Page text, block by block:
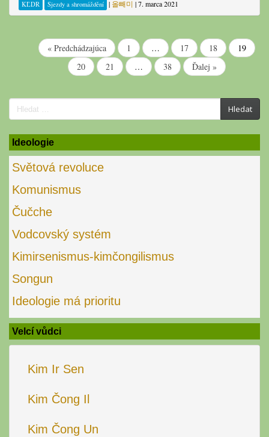
KĽDR Sjezdy a shromáždění | 올빼미 |7. marca 2021
« Predchádzajúca 1 … 17 18
19
20
21 … 38 Ďalej »
Search
for:
Hledat
Ideologie
Světová revoluce
Komunismus
Čučche
Vodcovský systém
Kimirsenismus-kimčongilismus
Songun
Ideologie má prioritu
Velcí vůdci
Kim Ir Sen
Kim Čong Il
Kim Čong Un